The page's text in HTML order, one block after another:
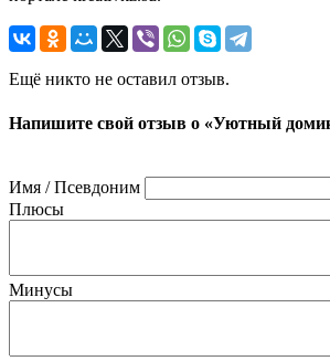
Ещё никто не оставил отзыв.
Напишите свой отзыв о «Уютный
Имя / Псевдоним
Плюсы
Минусы